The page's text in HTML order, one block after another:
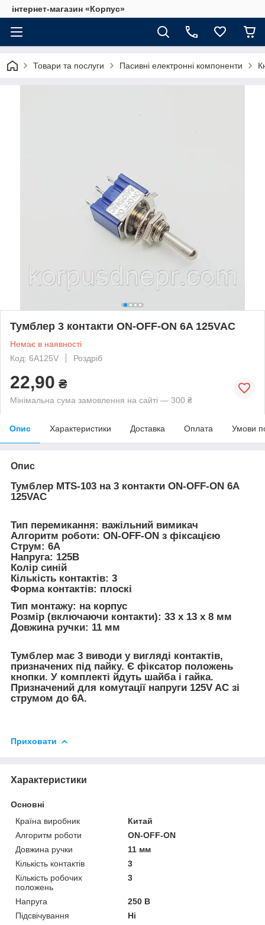
інтернет-магазин «Корпус»
Товари та послуги Пасивні електронні компоненти
Тумблер 3 контакти ON-OFF-ON 6A 125VAC
Немає в наявності
Код: 6A125V
Роздріб
22,90 ₴
Мінімальна сума замовлення на сайті — 300 ₴
Опис Характеристики Доставка Оплата Умови
Опис
Тумблер MTS-103 на 3 контакти ON-OFF-ON 6A
125VAC
Тип перемикання: важільний вимикач
Алгоритм роботи: ON-OFF-ON з фіксацією
Струм: 6А
Напруга: 125В
Колір синій
Кількість контактів: 3
Форма контактів: плоскі
Тип монтажу: на корпус
Розмір (включаючи контакти): 33 х 13 х 8 мм
Довжина ручки: 11 мм
Тумблер має 3 виводи у вигляді контактів,
призначених під пайку. Є фіксатор положень
кнопки. У комплекті йдуть шайба і гайка.
Призначений для комутації напруги 125V AC зі
струмом до 6А.
Приховати
Характеристики
Основні
Країна виробник
Китай
Алгоритм роботи
ON-OFF-ON
Довжина ручки
11 мм
Кількість контактів
3
Кількість робочих
положень
3
Напруга
250 В
Підсвічування
Ні